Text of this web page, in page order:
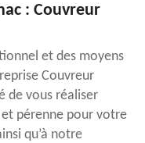
: Couvreur
et des moyens
Couvreur
de vous réaliser
pérenne pour votre
qu’à notre